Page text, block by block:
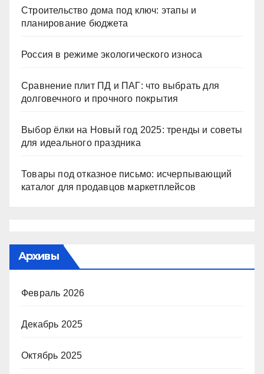
Строительство дома под ключ: этапы и
планирование бюджета
Россия в режиме экологического износа
Сравнение плит ПД и ПАГ: что выбрать для
долговечного и прочного покрытия
Выбор ёлки на Новый год 2025: тренды и советы
для идеального праздника
Товары под отказное письмо: исчерпывающий
каталог для продавцов маркетплейсов
Архивы
Февраль 2026
Декабрь 2025
Октябрь 2025